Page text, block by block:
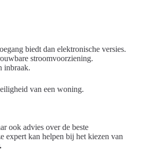
biedt dan elektronische versies.
stroomvoorziening.
inbraak.
van een woning.
ook advies over de beste
expert kan helpen bij het kiezen van